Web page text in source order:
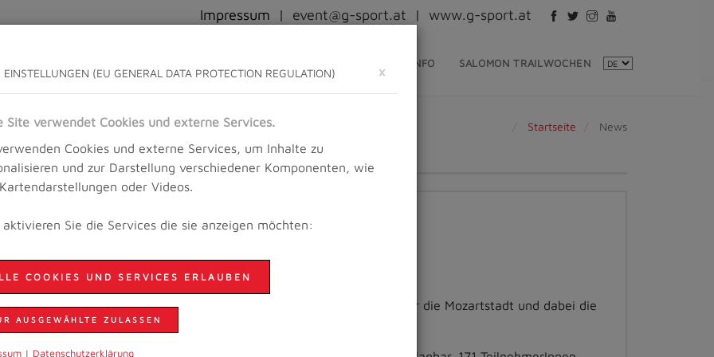
Impressum | event@g-sport.at | www.g-sport.at
EVENTINFO SALOMON TRAILWOCHEN
Festival
Startseite News
GENUSS!
Flotte 8 Kilometer mit einem traumhaften 360° Panorama über die Mozartstadt und dabei die
Ausblicke in alle Himmelsrichtungen genießen.
EINSTELLUNGEN (EU GENERAL DATA PROTECTION REGULATION) ×
Site verwendet Cookies und externe Services.
Cookies und externe Services, um Inhalte zu
und zur Darstellung verschiedener Komponenten, wie
oder Videos.
Sie die Services die sie anzeigen möchten:
COOKIES UND SERVICES ERLAUBEN
AUSGEWÄHLTE ZULASSEN
| Daten­schutzer­klärung